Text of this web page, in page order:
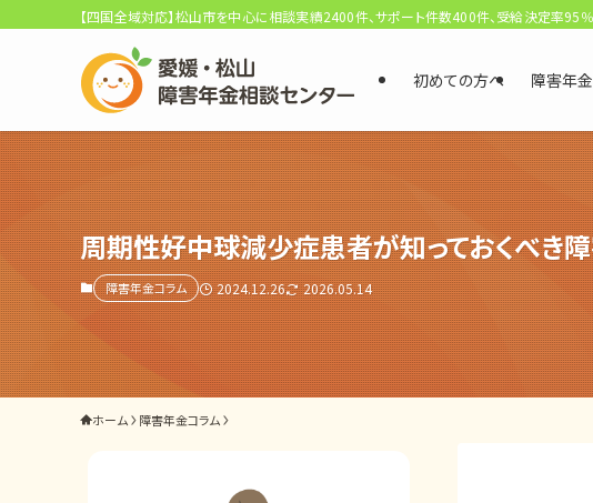
選ばれる3つの理由
初回相談料0円・受給後報酬型
サポート料金について
県内 No.1 の豊富な知識と経験
ご相談事例をみる
外出困難でもOK
【四国全域対応】松山市を中心に相談実績2400件、サポート件数400件、受給決定率95
初めての方へ 障害年
周期性好中球減少症患者が知っておくべき
障害年金コラム 2024.12.26 2026.05.14
ホーム 障害年金コラム